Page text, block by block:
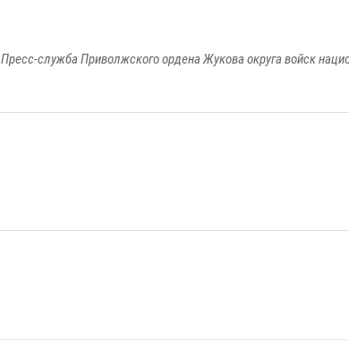
Пресс-служба Приволжского ордена Жукова округа войск